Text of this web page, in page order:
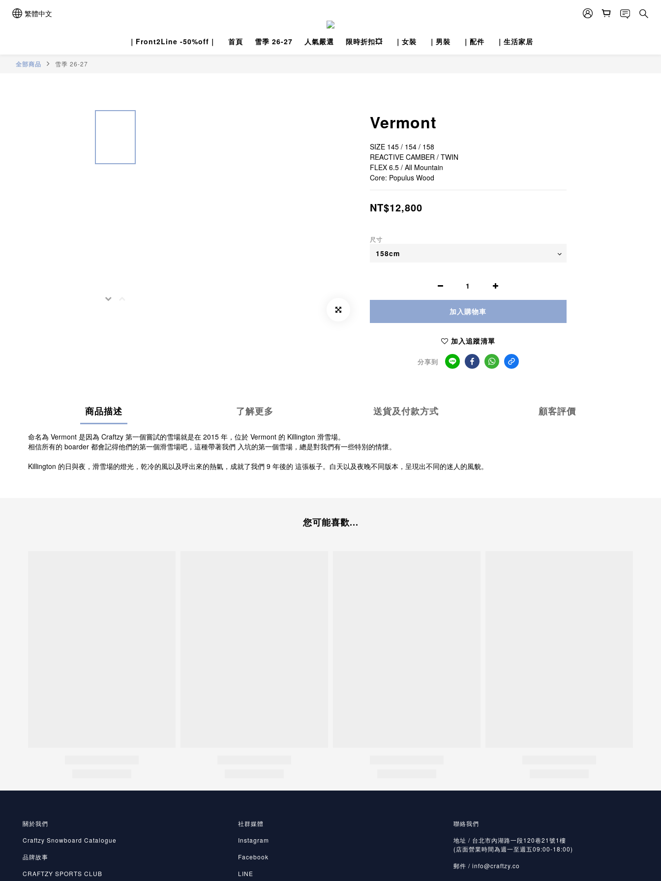
繁體中文
｜Front2Line -50%off｜ 首頁 雪季 26-27 人氣嚴選 限時折扣💥 ｜女裝 ｜男裝 ｜配件 ｜生活家居
全部商品 雪季 26-27
Vermont
SIZE 145 / 154 / 158
REACTIVE CAMBER / TWIN
FLEX 6.5 / All Mountain
Core: Populus Wood
NT$12,800
尺寸
加入購物車
加入追蹤清單
分享到
商品描述 了解更多 送貨及付款方式 顧客評價
命名為 Vermont 是因為 Craftzy 第一個嘗試的雪場就是在 2015 年，位於 Vermont 的 Killington 滑雪場。
相信所有的 boarder 都會記得他們的第一個滑雪場吧，這種帶著我們 入坑的第一個雪場，總是對我們有一些特別的情懷。
Killington 的日與夜，滑雪場的燈光，乾冷的風以及呼出來的熱氣，成就了我們 9 年後的 這張板子。白天以及夜晚不同版本，呈現出不同的迷人的風貌。
您可能喜歡...
關於我們
Craftzy Snowboard Catalogue
品牌故事
CRAFTZY SPORTS CLUB
社群媒體
Instagram
Facebook
LINE
聯絡我們
地址 / 台北市內湖路一段120巷21號1樓
(店面營業時間為週一至週五09:00-18:00)
郵件 / info@craftzy.co